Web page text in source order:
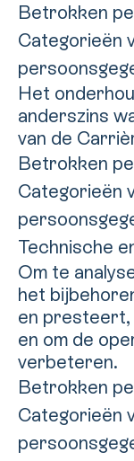
Betrokken
Categorieën
Het
anderszins
van de
Betrokken
Categorieën
Technische
Om te
het
en presteert,
en om de
verbeteren.
Betrokken
Categorieën